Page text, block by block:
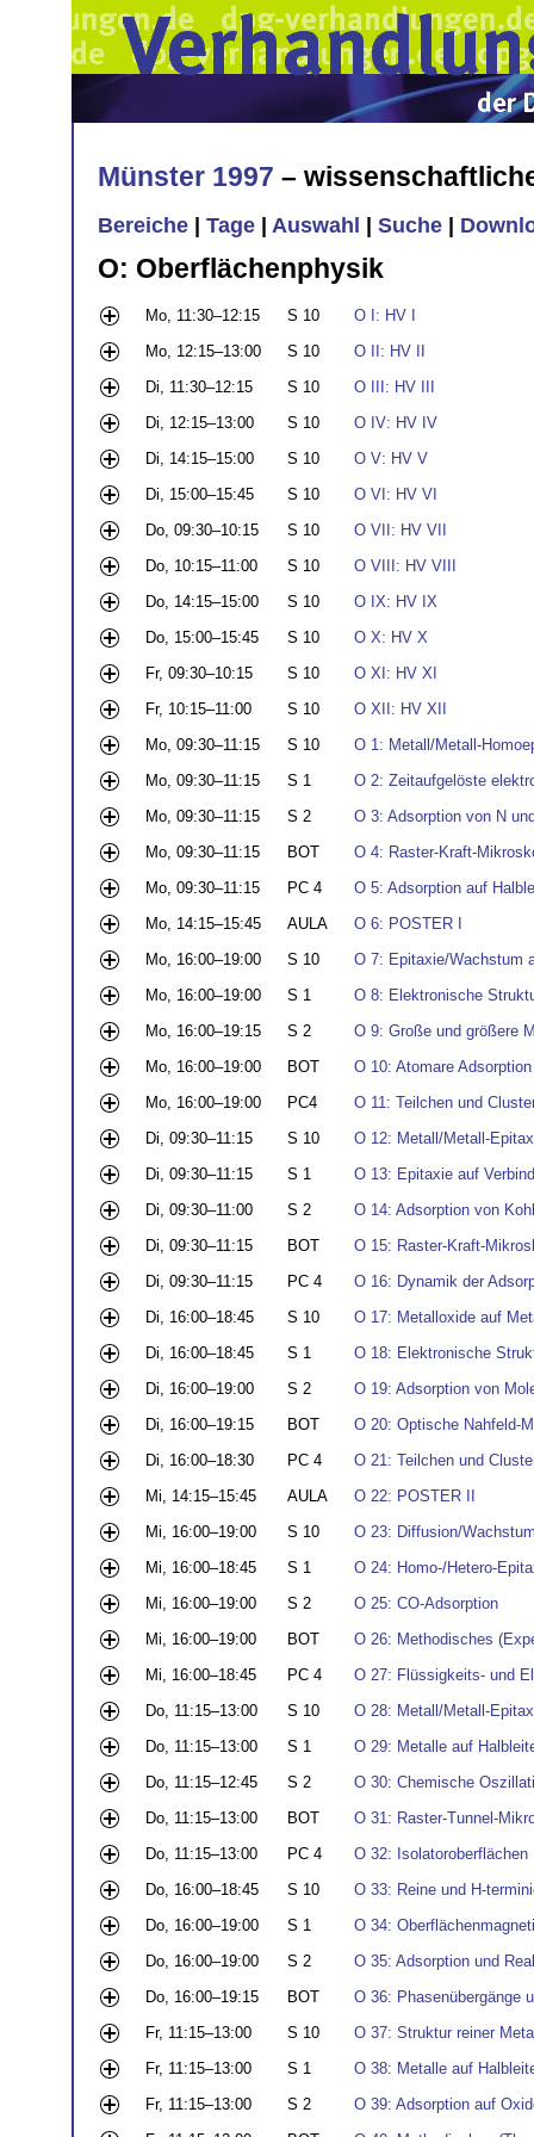
Münster 1997 –
Bereiche Tage Auswahl Suche
O: Oberflächenphysik
Mo, 11:30–12:15 S 10
O I: HV I
Mo, 12:15–13:00
S 10
O II: HV II
Di, 11:30–12:15
S 10
O III: HV III
Di, 12:15–13:00
S 10
O IV: HV IV
Di, 14:15–15:00
S 10
O V: HV V
Di, 15:00–15:45
S 10
O VI: HV VI
Do, 09:30–10:15
S 10
O VII: HV VII
Do, 10:15–11:00
S 10
O VIII: HV VIII
Do, 14:15–15:00
S 10
O IX: HV IX
Do, 15:00–15:45
S 10
O X: HV X
Fr, 09:30–10:15
S 10
O XI: HV XI
Fr, 10:15–11:00
S 10
O XII: HV XII
Mo, 09:30–11:15
S 10
O 1: Metall/Metall-
Mo, 09:30–11:15
S 1
O 2: Zeitaufgelöste
Mo, 09:30–11:15
S 2
O 3: Adsorption von N
Mo, 09:30–11:15
BOT
O 4: Raster-Kraft-
Mo, 09:30–11:15
PC 4
O 5: Adsorption auf
Mo, 14:15–15:45
AULA
O 6: POSTER I
Mo, 16:00–19:00
S 10
O 7: Epitaxie/Wachstum
Mo, 16:00–19:00
S 1
O 8: Elektronische
Mo, 16:00–19:15
S 2
O 9: Große und größere
Mo, 16:00–19:00
BOT
O 10: Atomare Adsorption
Mo, 16:00–19:00
PC4
O 11: Teilchen und
Di, 09:30–11:15
S 10
O 12: Metall/Metall-
Di, 09:30–11:15
S 1
O 13: Epitaxie auf
Di, 09:30–11:00
S 2
O 14: Adsorption von
Di, 09:30–11:15
BOT
O 15: Raster-Kraft-
Di, 09:30–11:15
PC 4
O 16: Dynamik der
Di, 16:00–18:45
S 10
O 17: Metalloxide auf
Di, 16:00–18:45
S 1
O 18: Elektronische
Di, 16:00–19:00
S 2
O 19: Adsorption von
Di, 16:00–19:15
BOT
O 20: Optische Nahfeld-
Di, 16:00–18:30
PC 4
O 21: Teilchen und
Mi, 14:15–15:45
AULA
O 22: POSTER II
Mi, 16:00–19:00
S 10
O 23: Diffusion/
Mi, 16:00–18:45
S 1
O 24: Homo-/Hetero-
Mi, 16:00–19:00
S 2
O 25: CO-Adsorption
Mi, 16:00–19:00
BOT
O 26: Methodisches
Mi, 16:00–18:45
PC 4
O 27: Flüssigkeits- und
Do, 11:15–13:00
S 10
O 28: Metall/Metall-
Do, 11:15–13:00
S 1
O 29: Metalle auf
Do, 11:15–12:45
S 2
O 30: Chemische
Do, 11:15–13:00
BOT
O 31: Raster-Tunnel-
Do, 11:15–13:00
PC 4
O 32: Isolatoroberflächen
Do, 16:00–18:45
S 10
O 33: Reine und H-
Do, 16:00–19:00
S 1
O 34:
Do, 16:00–19:00
S 2
O 35: Adsorption und
Do, 16:00–19:15
BOT
O 36: Phasenübergänge
Fr, 11:15–13:00
S 10
O 37: Struktur reiner
Fr, 11:15–13:00
S 1
O 38: Metalle auf
Fr, 11:15–13:00
S 2
O 39: Adsorption auf